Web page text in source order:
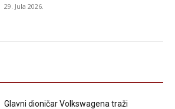
29. Jula 2026.
Glavni dioničar Volkswagena traži